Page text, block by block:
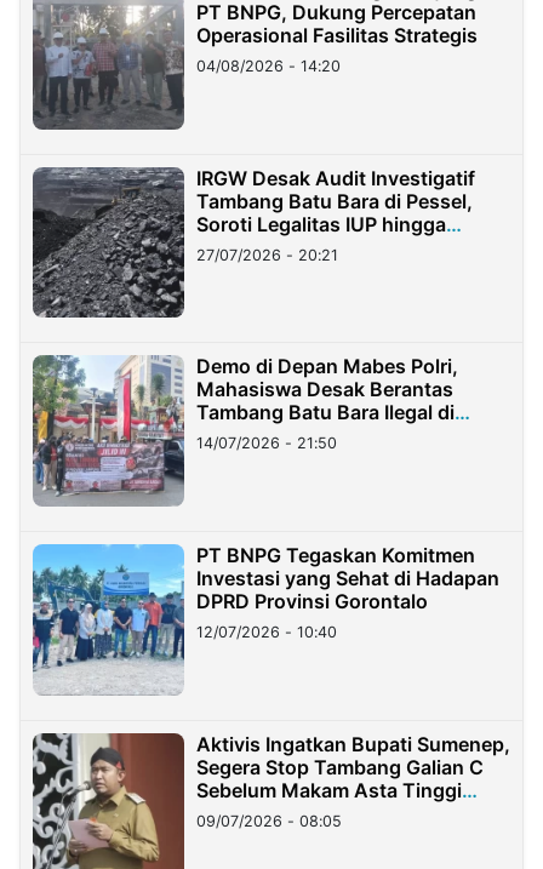
PT BNPG, Dukung Percepatan
Operasional Fasilitas Strategis
04/08/2026 - 14:20
IRGW Desak Audit Investigatif
Tambang Batu Bara di Pessel,
Soroti Legalitas IUP hingga
Stockpile
27/07/2026 - 20:21
Demo di Depan Mabes Polri,
Mahasiswa Desak Berantas
Tambang Batu Bara Ilegal di
Lampung
14/07/2026 - 21:50
PT BNPG Tegaskan Komitmen
Investasi yang Sehat di Hadapan
DPRD Provinsi Gorontalo
12/07/2026 - 10:40
Aktivis Ingatkan Bupati Sumenep,
Segera Stop Tambang Galian C
Sebelum Makam Asta Tinggi
Longsor
09/07/2026 - 08:05